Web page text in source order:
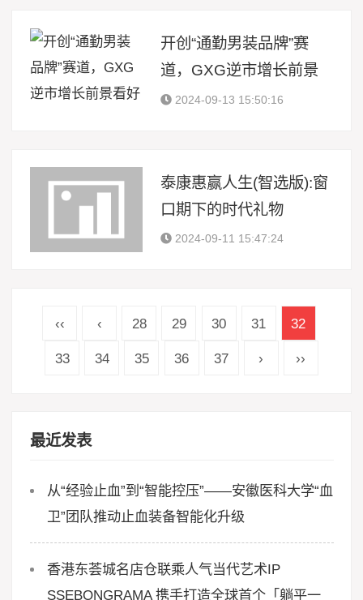
开创“通勤男装品牌”赛
道，GXG逆市增长前景
看好2024-09-13 15:50:16
泰康惠赢人生(智选版):窗
口期下的时代礼物
2024-09-11 15:47:24
‹‹ ‹ 28 29 30 31 32
33 34 35 36 37 › ››
最近发表
从“经验止血”到“智能控压”——安徽医科大学“血
卫”团队推动止血装备智能化升级
香港东荟城名店仓联乘人气当代艺术IP
SSEBONGRAMA 携手打造全球首个「躺平一